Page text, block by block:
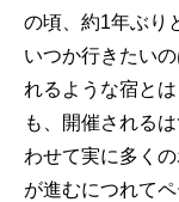
の頃、約1年ぶり
いつか行きたい
れるような宿と
も、開催される
わせて実に多く
が進むにつれて